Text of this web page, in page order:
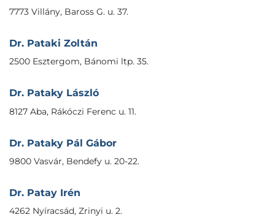
7773 Villány, Baross G. u. 37.
Dr. Pataki Zoltán
2500 Esztergom, Bánomi ltp. 35.
Dr. Pataky László
8127 Aba, Rákóczi Ferenc u. 11.
Dr. Pataky Pál Gábor
9800 Vasvár, Bendefy u. 20-22.
Dr. Patay Irén
4262 Nyíracsád, Zrinyi u. 2.